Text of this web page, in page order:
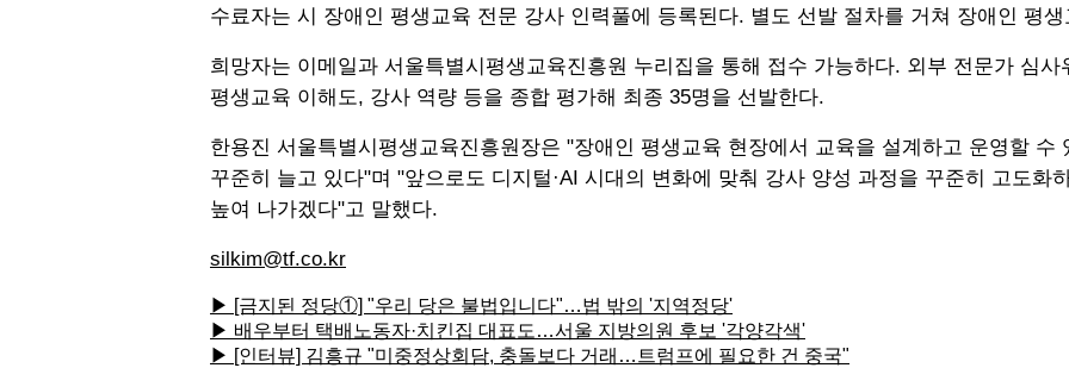
수료자는 시 장애인 평생교육 전문 강사 인력풀에 등록된다. 별도 선발 절차를 거쳐 장애인 평
희망자는 이메일과 서울특별시평생교육진흥원 누리집을 통해 접수 가능하다. 외부 전문가 심사
평생교육 이해도, 강사 역량 등을 종합 평가해 최종 35명을 선발한다.
한용진 서울특별시평생교육진흥원장은 "장애인 평생교육 현장에서 교육을 설계하고 운영할 수
꾸준히 늘고 있다"며 "앞으로도 디지털·AI 시대의 변화에 맞춰 강사 양성 과정을 꾸준히 고도화
높여 나가겠다"고 말했다.
silkim@tf.co.kr
▶ [금지된 정당①] "우리 당은 불법입니다"…법 밖의 '지역정당'
▶ 배우부터 택배노동자·치킨집 대표도…서울 지방의원 후보 '각양각색'
▶ [인터뷰] 김흥규 "미중정상회담, 충돌보다 거래…트럼프에 필요한 건 중국"